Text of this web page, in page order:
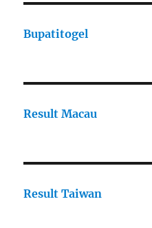
Bupatitogel
Result Macau
Result Taiwan